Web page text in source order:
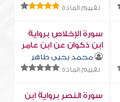
تقييم المادة:
سورة الإخلاص برواية
ابن ذكوان عن ابن عامر
محمد يحيى طاهر
تقييم المادة:
سورة النصر برواية ابن